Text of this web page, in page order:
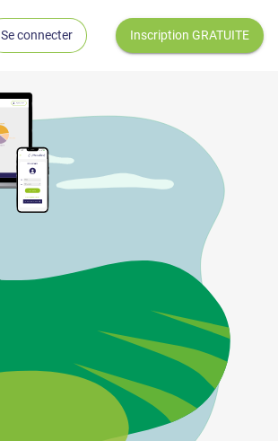
Se connecter Inscription GRATUITE